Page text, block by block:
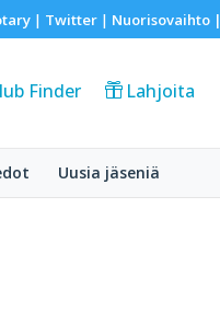
| Twitter| Nuorisovaihto|
Finder Lahjoita
Uusia jäseniä